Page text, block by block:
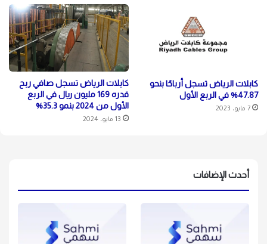
كابلات الرياض تسجل أرباحًا بنحو
47.87% في الربع الأول
7 مايو، 2023
كابلات الرياض تسجل صافي ربح
قدره 169 مليون ريال في الربع
الأول من 2024 بنمو 35.3%
13 مايو، 2024
أحدث الإضافات